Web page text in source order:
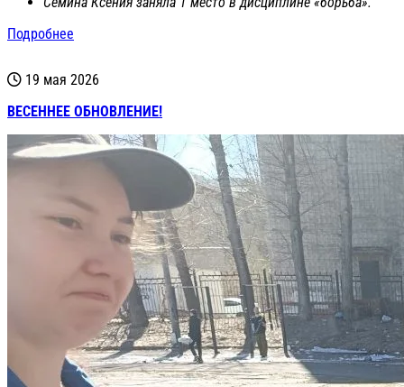
Подробнее
19 мая 2026
ВЕСЕННЕЕ ОБНОВЛЕНИЕ!